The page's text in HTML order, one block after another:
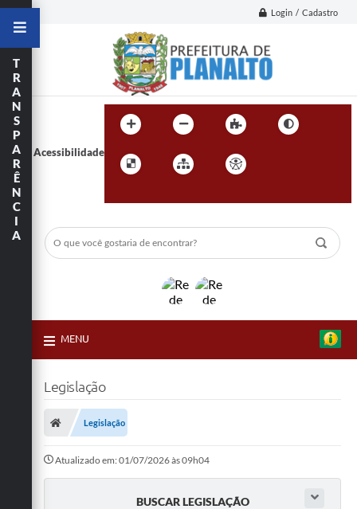
Login / Cadastro
Acessibilidade
MENU
T
R
A
N
S
P
A
R
Ê
N
C
I
A
Legislação
Legislação
Atualizado em: 01/07/2026 às 09h04
BUSCAR LEGISLAÇÃO